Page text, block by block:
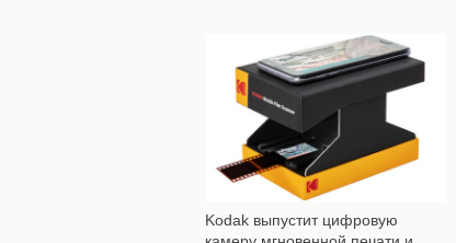
Kodak выпустит цифровую
1 075